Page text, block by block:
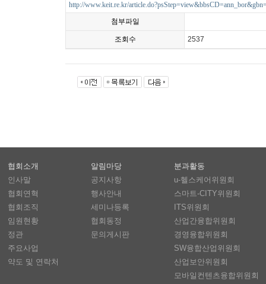
http://www.keit.re.kr/
첨부파일
조회수 2537
협회소개
인사말
협회연혁
협회조직
임원현황
정관
주요사업
약도 및 연락처
알림마당
공지사항
행사안내
세미나등록
협회동정
문의게시판
분과활동
u-헬스케어위원회
스마트-CITY위원회
ITS위원회
산업간융합위원회
경영융합위원회
SW융합산업위원회
산업보안위원회
모바일컨텐츠융합위원회